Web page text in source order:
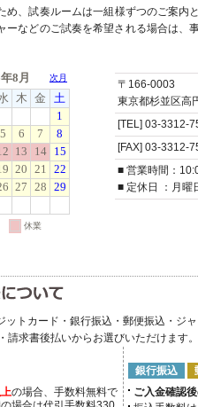
め、試奏ルームは一組様ずつのご案内
ーなどのご試奏を希望される場合は、
〒166-0003
東京都杉並区高
[TEL] 03-3312-
[FAX] 03-3312-
■ 営業時間：
■ 定休日 ：月曜
ットカード・銀行振込・郵便振込・ジ
請求書後払いからお選びいただけます。
の場合、手数料無料で
銀行振込
ご入金確認